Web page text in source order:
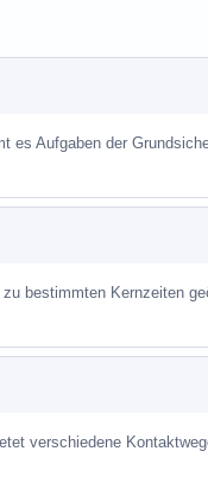
es Aufgaben der
bestimmten Kernzeiten
verschiedene